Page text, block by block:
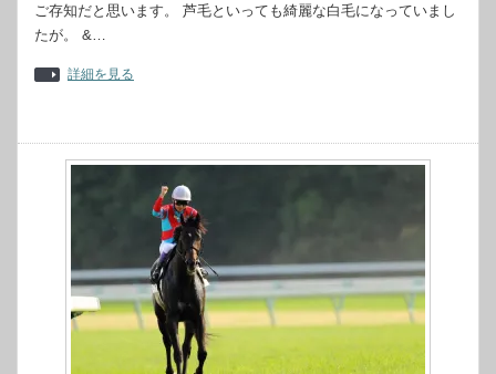
ご存知だと思います。 芦毛といっても綺麗な白毛になっていまし
たが。 &…
詳細を見る